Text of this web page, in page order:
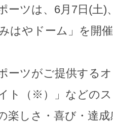
ーツは、6月7日(土)
はやドーム」を開
ーツがご提供する
ト（※）」などの
楽しさ・喜び・達